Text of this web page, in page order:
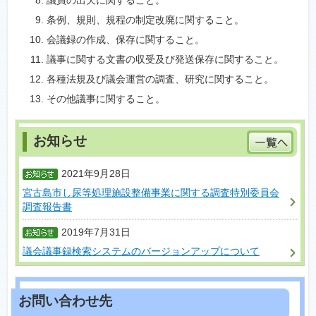
条例、規則、規程の制定改廃に関すること。
会議録の作成、保存に関すること。
議事に関する文書の収受及び発送保存に関すること。
各種法規及び議会運営の調査、研究に関すること。
その他議事に関すること。
2021年9月28日
宮古島市し尿等処理施設整備事業に関する調査特別委員会
調査報告書
2019年7月31日
議会議事録検索システムのバージョンアップについて